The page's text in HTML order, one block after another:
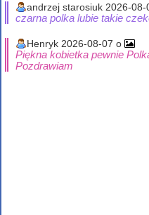
andrzej starosiuk 2026-08-
czarna polka lubie takie
Henryk 2026-08-07 o
Piękna kobietka pewnie
Pozdrawiam